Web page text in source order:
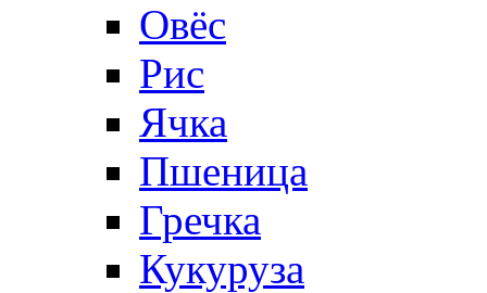
Овёс
Рис
Ячка
Пшеница
Гречка
Кукуруза